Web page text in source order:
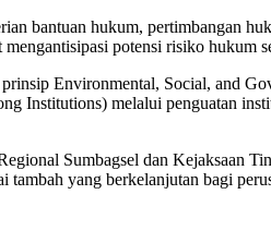
bantuan hukum, pertimbangan
potensi risiko hukum
Environmental, Social, and
Institutions) melalui penguatan
Sumbagsel dan Kejaksaan
yang berkelanjutan bagi